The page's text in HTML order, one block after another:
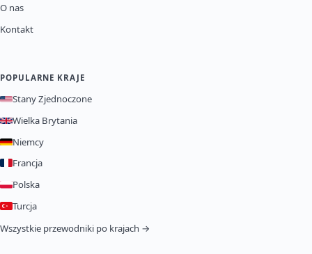
O nas
Kontakt
POPULARNE KRAJE
Stany Zjednoczone
Wielka Brytania
Niemcy
Francja
Polska
Turcja
Wszystkie przewodniki po krajach →